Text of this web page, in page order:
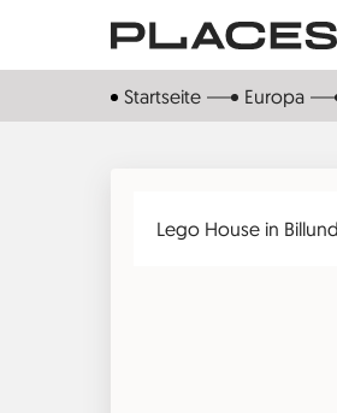
Inhalt
Startseite Europa